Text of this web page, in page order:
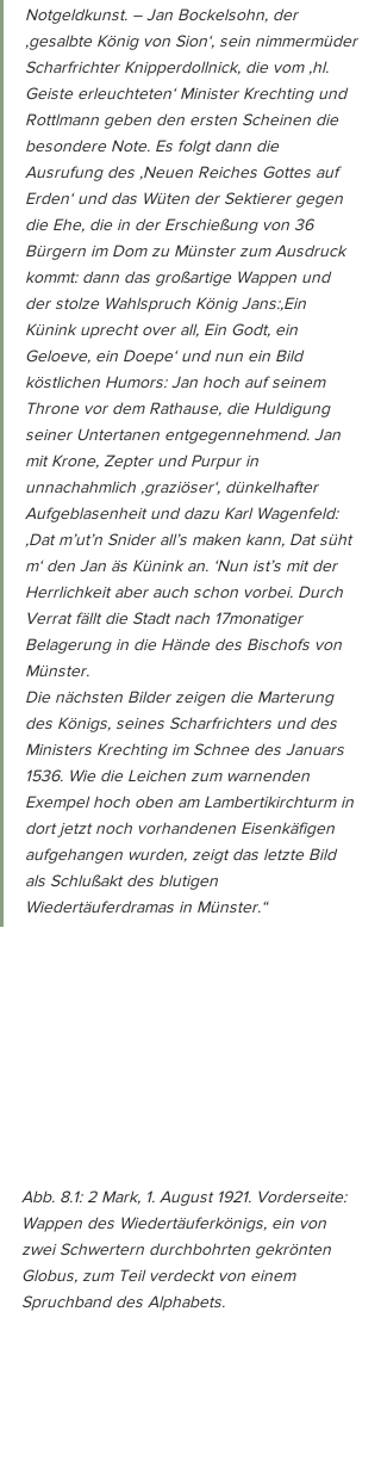
Notgeldkunst. – Jan Bockelsohn, der
‚gesalbte König von Sion‘, sein nimmermüder
Scharfrichter Knipperdollnick, die vom ‚hl.
Geiste erleuchteten‘ Minister Krechting und
Rottlmann geben den ersten Scheinen die
besondere Note. Es folgt dann die
Ausrufung des ‚Neuen Reiches Gottes auf
Erden‘ und das Wüten der Sektierer gegen
die Ehe, die in der Erschießung von 36
Bürgern im Dom zu Münster zum Ausdruck
kommt: dann das großartige Wappen und
der stolze Wahlspruch König Jans:‚Ein
Künink uprecht over all, Ein Godt, ein
Geloeve, ein Doepe‘ und nun ein Bild
köstlichen Humors: Jan hoch auf seinem
Throne vor dem Rathause, die Huldigung
seiner Untertanen entgegennehmend. Jan
mit Krone, Zepter und Purpur in
unnachahmlich ‚graziöser‘, dünkelhafter
Aufgeblasenheit und dazu Karl Wagenfeld:
‚Dat m’ut’n Snider all’s maken kann, Dat süht
m‘ den Jan äs Künink an. ‘Nun ist’s mit der
Herrlichkeit aber auch schon vorbei. Durch
Verrat fällt die Stadt nach 17monatiger
Belagerung in die Hände des Bischofs von
Münster.
Die nächsten Bilder zeigen die Marterung
des Königs, seines Scharfrichters und des
Ministers Krechting im Schnee des Januars
1536. Wie die Leichen zum warnenden
Exempel hoch oben am Lambertikirchturm in
dort jetzt noch vorhandenen Eisenkäfigen
aufgehangen wurden, zeigt das letzte Bild
als Schlußakt des blutigen
Wiedertäuferdramas in Münster.“
Abb. 8.1: 2 Mark, 1. August 1921. Vorderseite:
Wappen des Wiedertäuferkönigs, ein von
zwei Schwertern durchbohrten gekrönten
Globus, zum Teil verdeckt von einem
Spruchband des Alphabets.